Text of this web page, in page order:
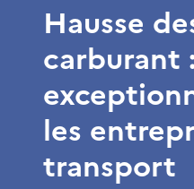
Hausse
carburant
les
transport